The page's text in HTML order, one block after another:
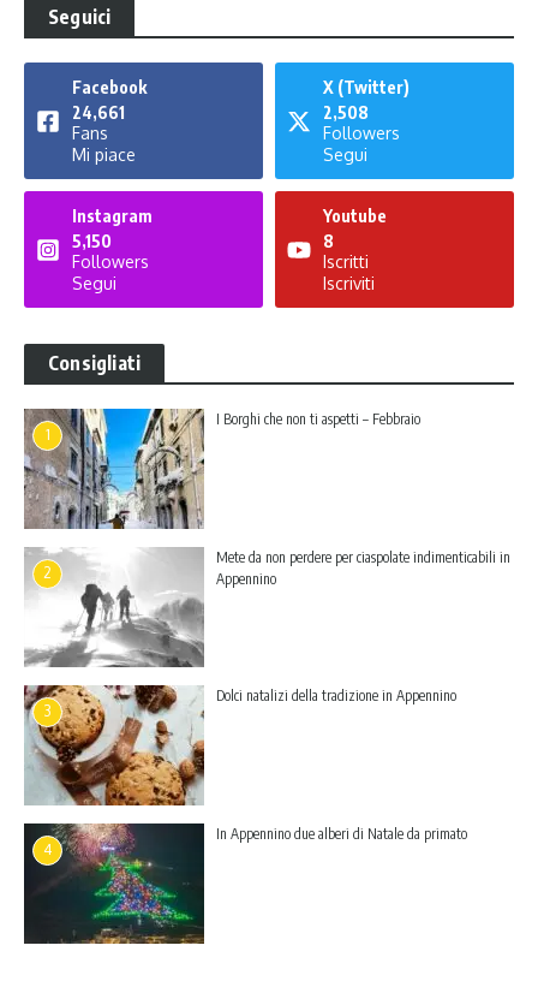
Seguici
Facebook
24,661
Fans
Mi piace
X (Twitter)
2,508
Followers
Segui
Instagram
5,150
Followers
Segui
Youtube
8
Iscritti
Iscriviti
Consigliati
1
I Borghi che non ti aspetti – Febbraio
2
Mete da non perdere per ciaspolate indimenticabili in
Appennino
3
Dolci natalizi della tradizione in Appennino
4
In Appennino due alberi di Natale da primato